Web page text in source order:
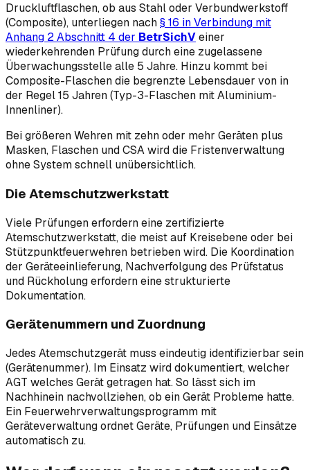
Druckluftflaschen, ob aus Stahl oder Verbundwerkstoff
(Composite), unterliegen nach§ 16 in Verbindung mit
Anhang 2 Abschnitt 4 der BetrSichVeiner
wiederkehrenden Prüfung durch eine zugelassene
Überwachungsstelle alle 5 Jahre. Hinzu kommt bei
Composite-Flaschen die begrenzte Lebensdauer von in
der Regel 15 Jahren (Typ-3-Flaschen mit Aluminium-
Innenliner).
Bei größeren Wehren mit zehn oder mehr Geräten plus
Masken, Flaschen und CSA wird die Fristenverwaltung
ohne System schnell unübersichtlich.
Die Atemschutzwerkstatt
Viele Prüfungen erfordern eine zertifizierte
Atemschutzwerkstatt, die meist auf Kreisebene oder bei
Stützpunktfeuerwehren betrieben wird. Die Koordination
der Geräteeinlieferung, Nachverfolgung des Prüfstatus
und Rückholung erfordern eine strukturierte
Dokumentation.
Gerätenummern und Zuordnung
Jedes Atemschutzgerät muss eindeutig identifizierbar sein
(Gerätenummer). Im Einsatz wird dokumentiert, welcher
AGT welches Gerät getragen hat. So lässt sich im
Nachhinein nachvollziehen, ob ein Gerät Probleme hatte.
Ein Feuerwehrverwaltungsprogramm mit
Geräteverwaltung ordnet Geräte, Prüfungen und Einsätze
automatisch zu.